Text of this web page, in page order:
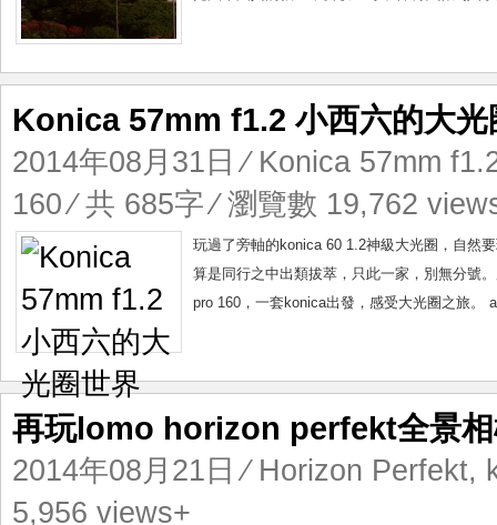
Konica 57mm f1.2 小西六的大光
2014年08月31日 ⁄ Konica 57mm
160⁄ 共 685字 ⁄ 瀏覽數 19,762
玩過了旁軸的konica 60 1.2神級大光圈，自然
算是同行之中出類拔萃，只此一家，別無分號
pro 160，一套konica出發，感受大光圈之旅。
再玩lomo horizon perfekt全景
2014年08月21日 ⁄ Horizon Perfekt,
5,956 views+